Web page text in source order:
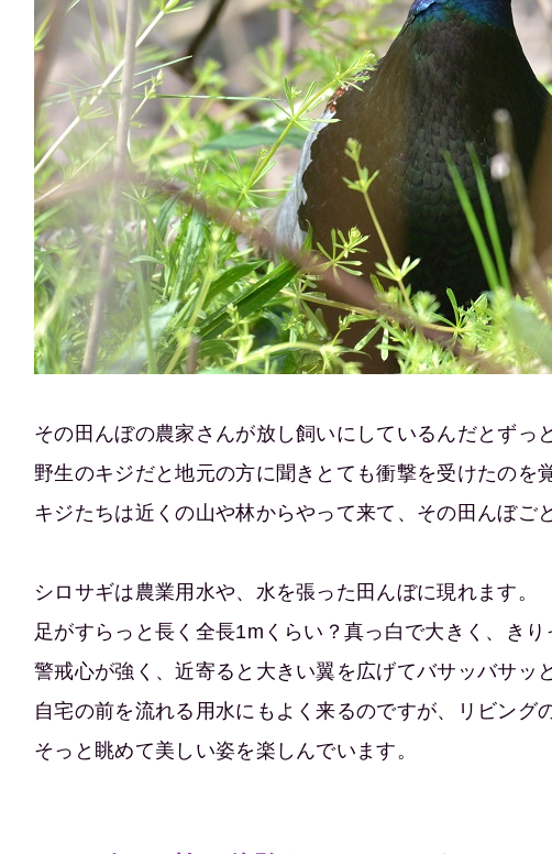
その田んぼの農家さんが放し飼いにしているんだとずっ
野生のキジだと地元の方に聞きとても衝撃を受けたのを
キジたちは近くの山や林からやって来て、その田んぼご
シロサギは農業用水や、水を張った田んぼに現れます。
足がすらっと長く全長1mくらい？真っ白で大きく、きり
警戒心が強く、近寄ると大きい翼を広げてバサッバサッ
自宅の前を流れる用水にもよく来るのですが、リビング
そっと眺めて美しい姿を楽しんでいます。